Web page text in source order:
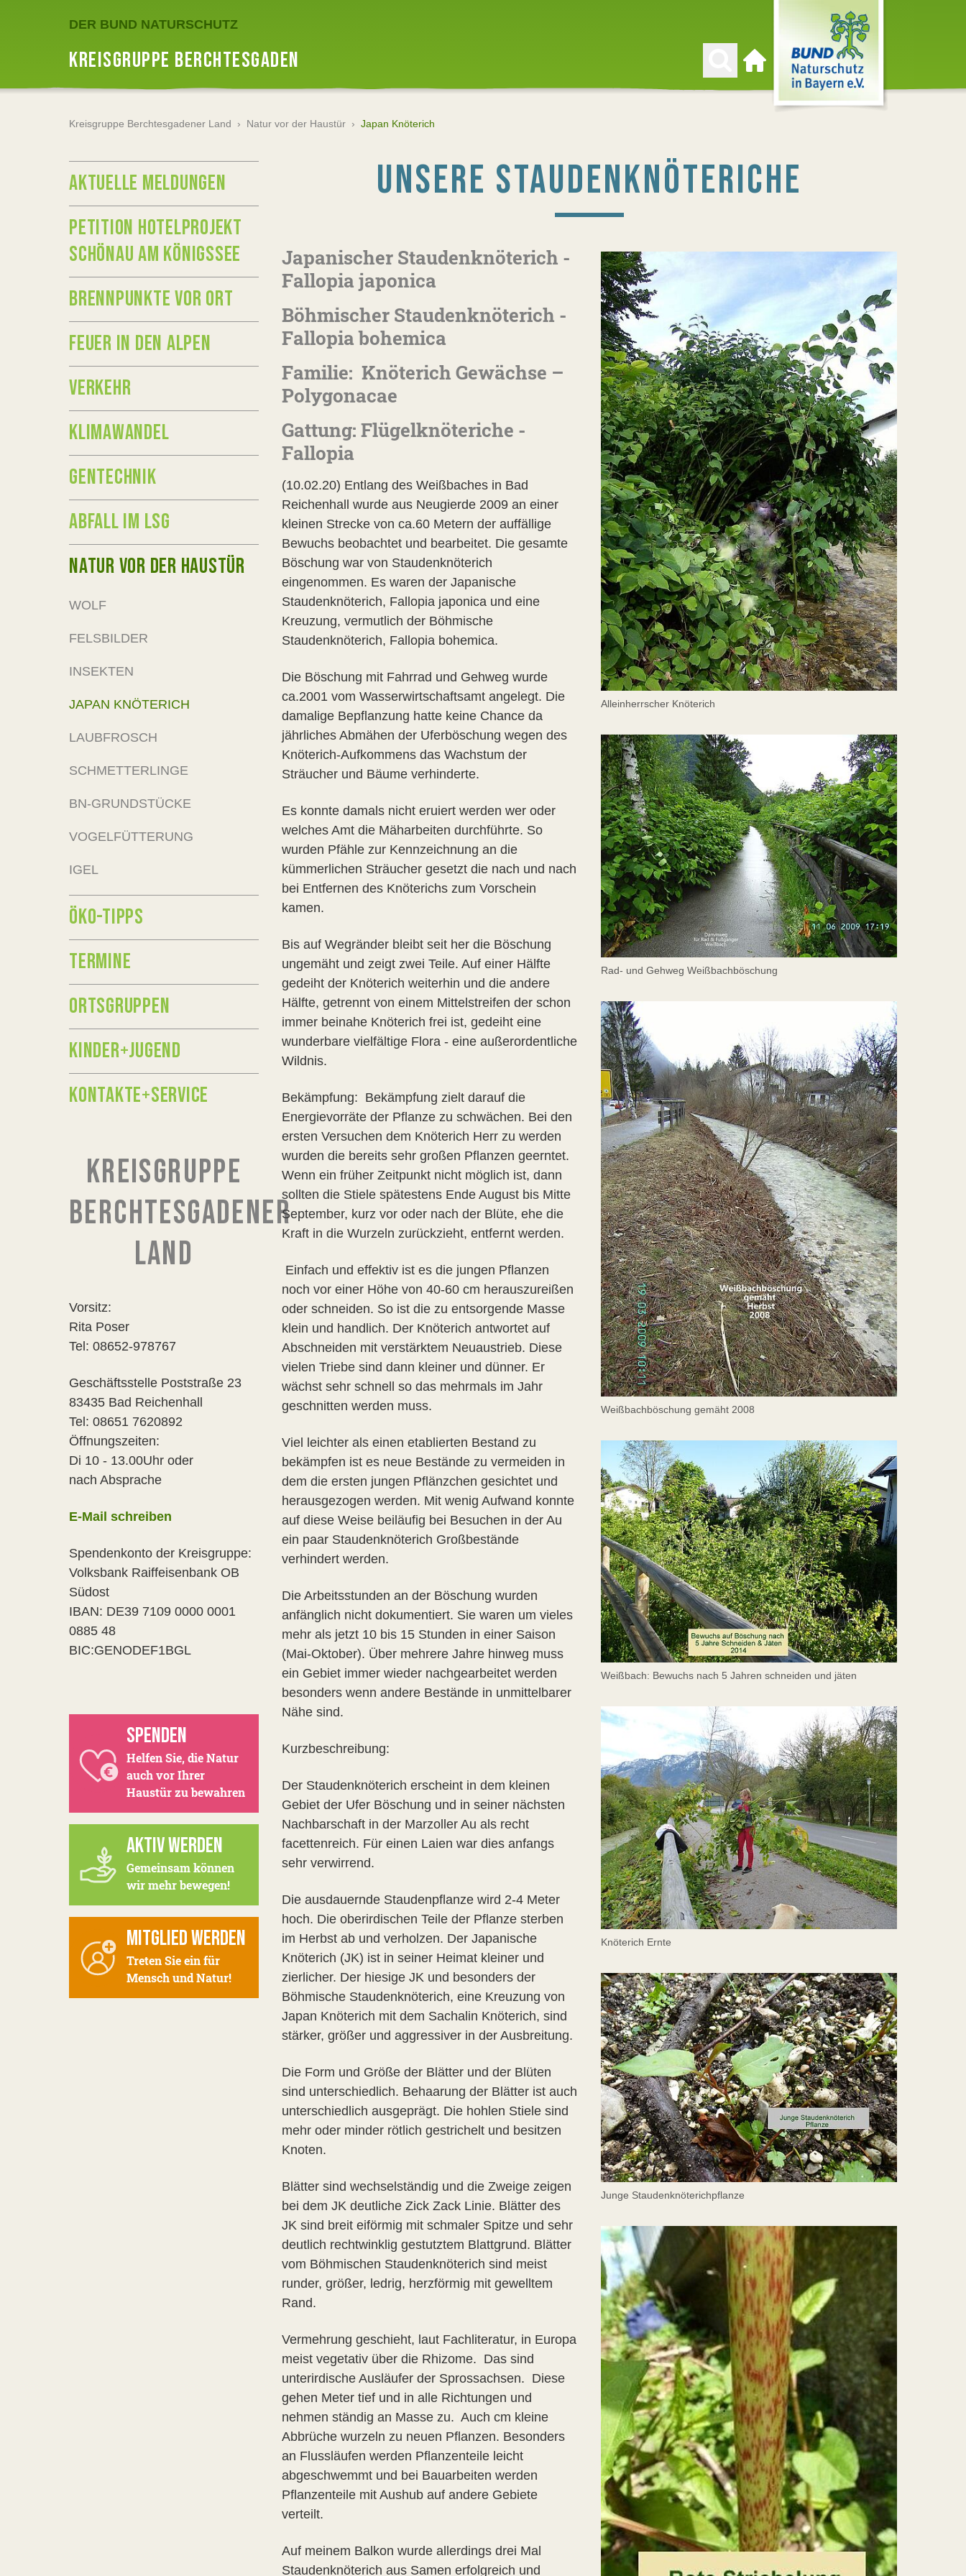
DER BUND NATURSCHUTZ
KREISGRUPPE BERCHTESGADEN
Zur Startseite
Kreisgruppe Berchtesgadener Land › Natur vor der Haustür › Japan Knöterich
UNSERE STAUDENKNÖTERICHE
Alleinherrscher Knöterich
Rad- und Gehweg Weißbachböschung
Weißbachböschung gemäht 2008
Weißbach: Bewuchs nach 5 Jahren schneiden und jäten
Knöterich Ernte
Junge Staudenknöterichpflanze
Japanischer Staudenknöterich -
Fallopia japonica
Böhmischer Staudenknöterich -
Fallopia bohemica
Familie: Knöterich Gewächse –
Polygonacae
Gattung: Flügelknöteriche -
Fallopia
(10.02.20) Entlang des Weißbaches in Bad
Reichenhall wurde aus Neugierde 2009 an einer
kleinen Strecke von ca.60 Metern der auffällige
Bewuchs beobachtet und bearbeitet. Die gesamte
Böschung war von Staudenknöterich
eingenommen. Es waren der Japanische
Staudenknöterich, Fallopia japonica und eine
Kreuzung, vermutlich der Böhmische
Staudenknöterich, Fallopia bohemica.
Die Böschung mit Fahrrad und Gehweg wurde
ca.2001 vom Wasserwirtschaftsamt angelegt. Die
damalige Bepflanzung hatte keine Chance da
jährliches Abmähen der Uferböschung wegen des
Knöterich-Aufkommens das Wachstum der
Sträucher und Bäume verhinderte.
Es konnte damals nicht eruiert werden wer oder
welches Amt die Mäharbeiten durchführte. So
wurden Pfähle zur Kennzeichnung an die
kümmerlichen Sträucher gesetzt die nach und nach
bei Entfernen des Knöterichs zum Vorschein
kamen.
Bis auf Wegränder bleibt seit her die Böschung
ungemäht und zeigt zwei Teile. Auf einer Hälfte
gedeiht der Knöterich weiterhin und die andere
Hälfte, getrennt von einem Mittelstreifen der schon
immer beinahe Knöterich frei ist, gedeiht eine
wunderbare vielfältige Flora - eine außerordentliche
Wildnis.
Bekämpfung: Bekämpfung zielt darauf die
Energievorräte der Pflanze zu schwächen. Bei den
ersten Versuchen dem Knöterich Herr zu werden
wurden die bereits sehr großen Pflanzen geerntet.
Wenn ein früher Zeitpunkt nicht möglich ist, dann
sollten die Stiele spätestens Ende August bis Mitte
September, kurz vor oder nach der Blüte, ehe die
Kraft in die Wurzeln zurückzieht, entfernt werden.
Einfach und effektiv ist es die jungen Pflanzen
noch vor einer Höhe von 40-60 cm herauszureißen
oder schneiden. So ist die zu entsorgende Masse
klein und handlich. Der Knöterich antwortet auf
Abschneiden mit verstärktem Neuaustrieb. Diese
vielen Triebe sind dann kleiner und dünner. Er
wächst sehr schnell so das mehrmals im Jahr
geschnitten werden muss.
Viel leichter als einen etablierten Bestand zu
bekämpfen ist es neue Bestände zu vermeiden in
dem die ersten jungen Pflänzchen gesichtet und
herausgezogen werden. Mit wenig Aufwand konnte
auf diese Weise beiläufig bei Besuchen in der Au
ein paar Staudenknöterich Großbestände
verhindert werden.
Die Arbeitsstunden an der Böschung wurden
anfänglich nicht dokumentiert. Sie waren um vieles
mehr als jetzt 10 bis 15 Stunden in einer Saison
(Mai-Oktober). Über mehrere Jahre hinweg muss
ein Gebiet immer wieder nachgearbeitet werden
besonders wenn andere Bestände in unmittelbarer
Nähe sind.
Kurzbeschreibung:
Der Staudenknöterich erscheint in dem kleinen
Gebiet der Ufer Böschung und in seiner nächsten
Nachbarschaft in der Marzoller Au als recht
facettenreich. Für einen Laien war dies anfangs
sehr verwirrend.
Die ausdauernde Staudenpflanze wird 2-4 Meter
hoch. Die oberirdischen Teile der Pflanze sterben
im Herbst ab und verholzen. Der Japanische
Knöterich (JK) ist in seiner Heimat kleiner und
zierlicher. Der hiesige JK und besonders der
Böhmische Staudenknöterich, eine Kreuzung von
Japan Knöterich mit dem Sachalin Knöterich, sind
stärker, größer und aggressiver in der Ausbreitung.
Die Form und Größe der Blätter und der Blüten
sind unterschiedlich. Behaarung der Blätter ist auch
unterschiedlich ausgeprägt. Die hohlen Stiele sind
mehr oder minder rötlich gestrichelt und besitzen
Knoten.
Blätter sind wechselständig und die Zweige zeigen
bei dem JK deutliche Zick Zack Linie. Blätter des
JK sind breit eiförmig mit schmaler Spitze und sehr
deutlich rechtwinklig gestutztem Blattgrund. Blätter
vom Böhmischen Staudenknöterich sind meist
runder, größer, ledrig, herzförmig mit gewelltem
Rand.
Vermehrung geschieht, laut Fachliteratur, in Europa
meist vegetativ über die Rhizome. Das sind
unterirdische Ausläufer der Sprossachsen. Diese
gehen Meter tief und in alle Richtungen und
nehmen ständig an Masse zu. Auch cm kleine
Abbrüche wurzeln zu neuen Pflanzen. Besonders
an Flussläufen werden Pflanzenteile leicht
abgeschwemmt und bei Bauarbeiten werden
Pflanzenteile mit Aushub auf andere Gebiete
verteilt.
Auf meinem Balkon wurde allerdings drei Mal
Staudenknöterich aus Samen erfolgreich und
AKTUELLE MELDUNGEN
PETITION HOTELPROJEKT
SCHÖNAU AM KÖNIGSSEE
BRENNPUNKTE VOR ORT
FEUER IN DEN ALPEN
VERKEHR
KLIMAWANDEL
GENTECHNIK
ABFALL IM LSG
NATUR VOR DER HAUSTÜR
WOLF
FELSBILDER
INSEKTEN
JAPAN KNÖTERICH
LAUBFROSCH
SCHMETTERLINGE
BN-GRUNDSTÜCKE
VOGELFÜTTERUNG
IGEL
ÖKO-TIPPS
TERMINE
ORTSGRUPPEN
KINDER+JUGEND
KONTAKTE+SERVICE
KREISGRUPPE
BERCHTESGADENER
LAND
Vorsitz:
Rita Poser
Tel: 08652-978767
Geschäftsstelle Poststraße 23
83435 Bad Reichenhall
Tel: 08651 7620892
Öffnungszeiten:
Di 10 - 13.00Uhr oder
nach Absprache
E-Mail schreiben
Spendenkonto der Kreisgruppe:
Volksbank Raiffeisenbank OB
Südost
IBAN: DE39 7109 0000 0001
0885 48
BIC:GENODEF1BGL
SPENDEN
Helfen Sie, die Natur
auch vor Ihrer
Haustür zu bewahren
AKTIV WERDEN
Gemeinsam können
wir mehr bewegen!
MITGLIED WERDEN
Treten Sie ein für
Mensch und Natur!